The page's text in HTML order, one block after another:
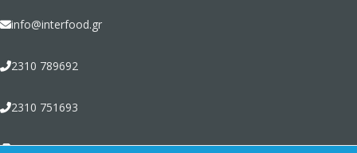
info@interfood.gr
2310 789692
2310 751693
2310 789464